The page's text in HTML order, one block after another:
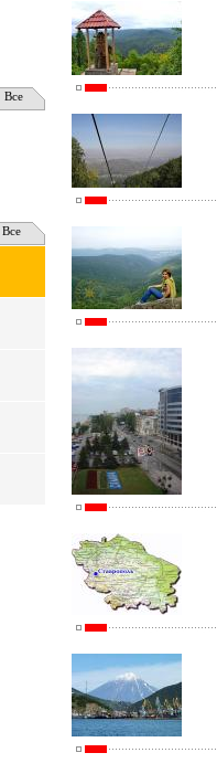
Все
Все